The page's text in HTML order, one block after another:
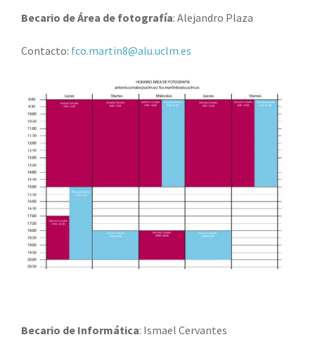
Becario de Área de fotografía: Alejandro Plaza
Contacto: fco.martin8@alu.uclm.es
Becario de Informática: Ismael Cervantes